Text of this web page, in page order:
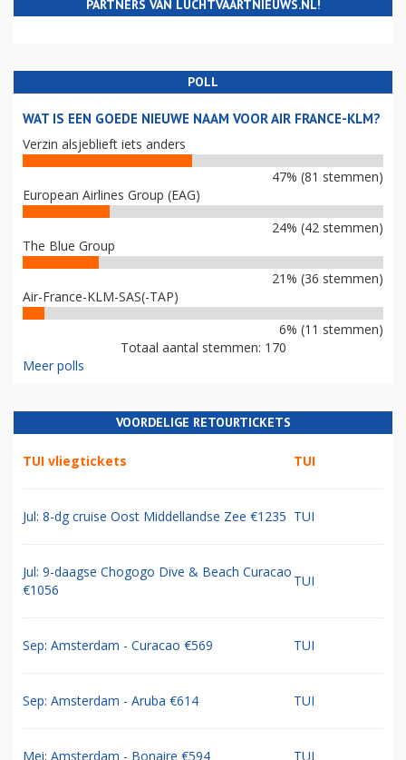
PARTNERS VAN LUCHTVAARTNIEUWS.NL!
POLL
WAT IS EEN GOEDE NIEUWE NAAM VOOR AIR FRANCE-KLM?
Verzin alsjeblieft iets anders
47% (81 stemmen)
European Airlines Group (EAG)
24% (42 stemmen)
The Blue Group
21% (36 stemmen)
Air-France-KLM-SAS(-TAP)
6% (11 stemmen)
Totaal aantal stemmen: 170
Meer polls
VOORDELIGE RETOURTICKETS
TUI vliegtickets TUI
Jul: 8-dg cruise Oost Middellandse Zee €1235 TUI
Jul: 9-daagse Chogogo Dive & Beach Curacao
€1056
TUI
Sep: Amsterdam - Curacao €569 TUI
Sep: Amsterdam - Aruba €614 TUI
Mei: Amsterdam - Bonaire €594 TUI